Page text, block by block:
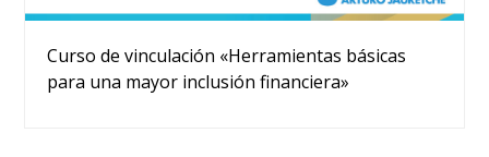
Curso de vinculación «Herramientas básicas
para una mayor inclusión financiera»